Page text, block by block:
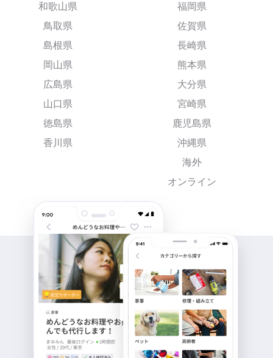
和歌山県
鳥取県
島根県
岡山県
広島県
山口県
徳島県
香川県
福岡県
佐賀県
長崎県
熊本県
大分県
宮崎県
鹿児島県
沖縄県
海外
オンライン